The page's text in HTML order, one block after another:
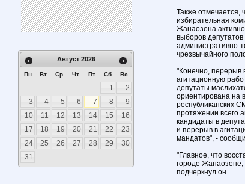
Август 2026
Пн Вт Ср Чт Пт Сб Вс
1
2
3
4 5 6 7 8
9
10
11 12 13 14 15
16
17
18 19 20 21 22
23
24
25 26 27 28 29
30
31
Также отмечается,
избирательная
Жанаозена
выборов
административно-
чрезвычайного
"Конечно, перерыв
агитационную
депутаты
ориентирована на
республиканских
протяжении всего
кандидаты в
и перерыв в
мандатов", -
"Главное, что
городе Жанаозене,
подчеркнул он.